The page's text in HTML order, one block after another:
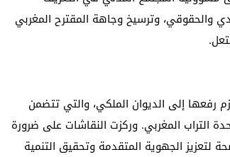
والحقوقي، وترسيخ وجاهة المقترح المغربي
رفعها إلى الديوان الملكي، والتي تتضمن
التراب المغربي. وركزت النقاشات على ضرورة
لتعزيز الجهوية المتقدمة وتحقيق التنمية